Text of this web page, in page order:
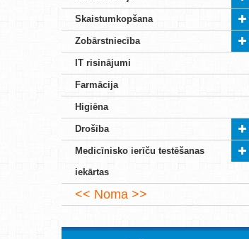
Skaistumkopšana
Zobārstniecība
IT risinājumi
Farmācija
Higiēna
Drošība
Medicīnisko ierīču testēšanas
iekārtas
Noma